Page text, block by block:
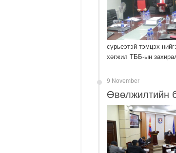
сүрьеэтэй тэмцэх
хөгжил ТББ-ын
9 November
Өвөлжилтийн